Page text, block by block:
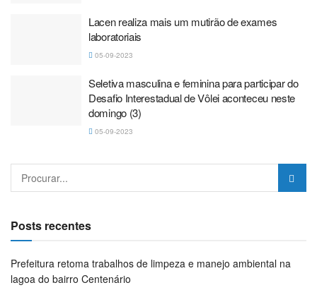
Lacen realiza mais um mutirão de exames
laboratoriais
05-09-2023
Seletiva masculina e feminina para participar do
Desafio Interestadual de Vôlei aconteceu neste
domingo (3)
05-09-2023
Posts recentes
Prefeitura retoma trabalhos de limpeza e manejo ambiental na
lagoa do bairro Centenário